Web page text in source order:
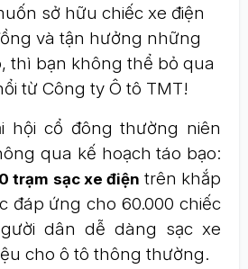
sở hữu chiếc xe điện
và tận hưởng những
thì bạn không thể bỏ qua
từ Công ty Ô tô TMT!
hội cổ đông thường niên
qua kế hoạch táo bạo:
trạm sạc xe điện trên khắp
đáp ứng cho 60.000 chiếc
dân dễ dàng sạc xe
cho ô tô thông thường.